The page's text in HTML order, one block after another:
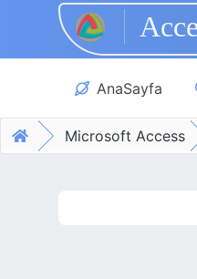
Skip to main content
AnaSayfa
Microsoft Access